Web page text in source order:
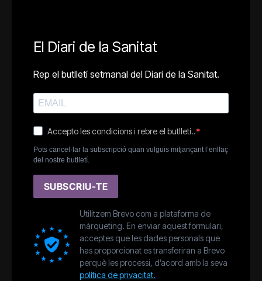
El Diari de la Sanitat
Rep el butlletí setmanal del Diari de la Sanitat.
Accepto les condicions i rebre el butlletí..
Pots cancel·lar la subscripció quan vulguis mitjançant l’enllaç
del nostre butlletí.
SUBSCRIU-TE
Utilitzem Brevo com a plataforma de
màrqueting. En enviar aquest formulari,
acceptes que les dades personals que
has proporcionat es transferiran a Brevo
perquè les processi, d’acord amb la seva
política de privacitat.